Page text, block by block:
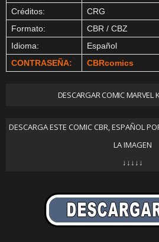
Créditos:
CRG
Formato:
CBR / CBZ
Idioma:
Español
CONTRASEÑA:
CBRcomics
DESCARGAR COMIC MARVEL
DESCARGA ESTE COMIC CBR, ESPAÑOL
LA IMAGEN
↓↓↓↓↓